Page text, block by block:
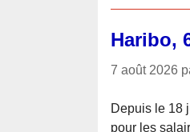
Haribo,
7 août 2026
Depuis le 18
pour les